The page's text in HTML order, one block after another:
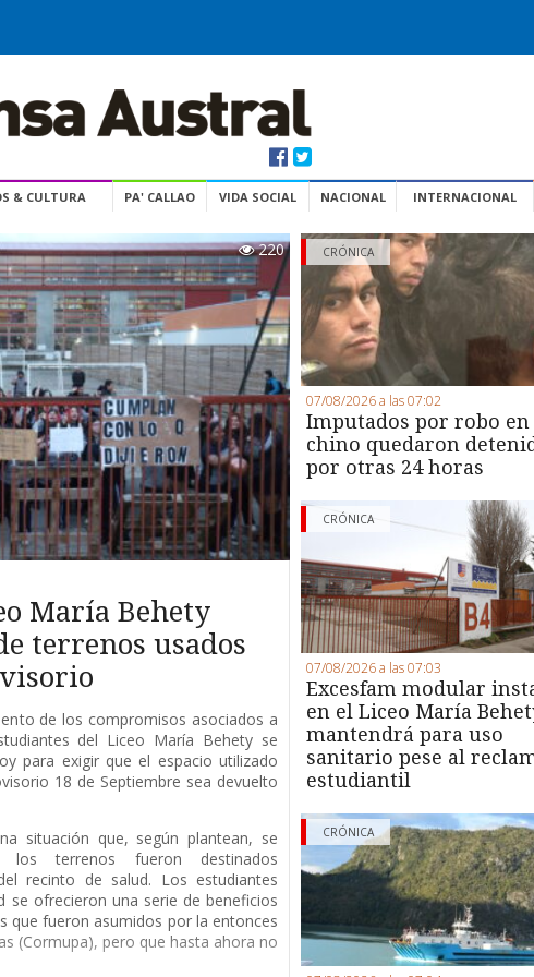
& CULTURA PA' CALLAO VIDA SOCIAL NACIONAL INTERNACIONAL
220
María Behety
terrenos usados
de los compromisos asociados a
del Liceo María Behety se
para exigir que el espacio utilizado
18 de Septiembre sea devuelto
situación que, según plantean, se
los terrenos fueron destinados
recinto de salud. Los estudiantes
se ofrecieron una serie de beneficios
que fueron asumidos por la entonces
(Cormupa), pero que hasta ahora no
CRÓNICA
07/08/2026 a las 07:02
Imputados por robo
chino quedaron
por otras 24 horas
CRÓNICA
07/08/2026 a las 07:03
Excesfam modular
en el Liceo María
mantendrá para uso
sanitario pese al
estudiantil
CRÓNICA